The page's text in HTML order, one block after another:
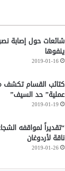
شائعات حول إصابة
ينفوها
2019-01-16
كتائب القسام تكشف
عملية” حد السيف”
2019-01-19
“تقديراً لمواقفه
ناقة لأردوغان
2019-01-26